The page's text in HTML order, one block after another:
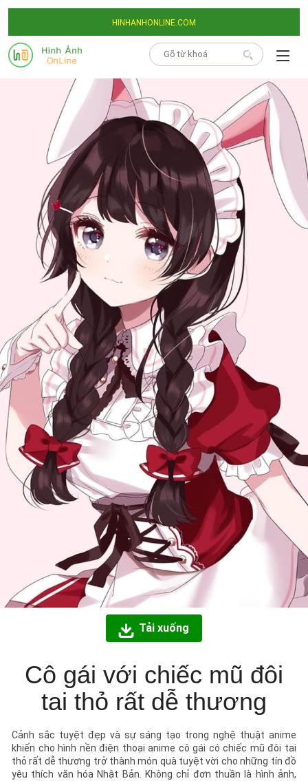
HINHANHONLINE.COM
Tải xuống
Cô gái với chiếc mũ đôi
tai thỏ rất dễ thương
Cảnh sắc tuyệt đẹp và sự sáng tạo trong nghệ thuật anime
khiến cho hình nền điện thoại anime cô gái có chiếc mũ đôi tai
thỏ rất dễ thương trở thành món quà tuyệt vời cho những tín đồ
yêu thích văn hóa Nhật Bản. Không chỉ đơn thuần là hình ảnh,